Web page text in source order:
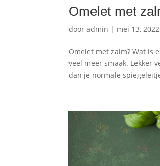
Omelet met
dooradmin | mei 13, 2022
Omelet met zalm? Wat is
veel meer smaak. Lekker
dan je normale